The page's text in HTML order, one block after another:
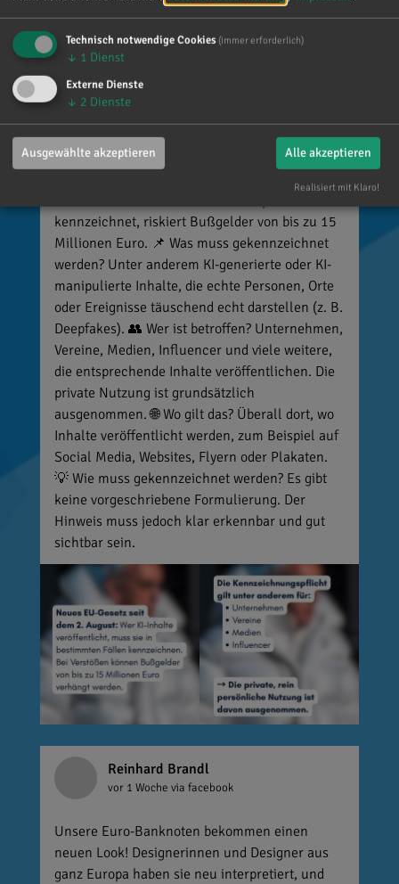
Reinhard Brandl
vor 5 Tagenvia facebook
🚨 Neues EU-Gesetz seit dem 2. August! Ab
Kennzeichnung bestimmter KI-Inhalte. ⚠️
Wichtig zu wissen: Wer
kennzeichnet, riskiert Bußgelder von bis zu 15
Millionen Euro. 📌 Was muss gekennzeichnet
werden? Unter anderem KI-generierte oder KI-
manipulierte Inhalte, die echte Personen, Orte
oder Ereignisse täuschend echt darstellen (z. B.
Deepfakes). 👥 Wer ist betroffen? Unternehmen,
Vereine, Medien, Influencer und viele weitere,
die entsprechende Inhalte veröffentlichen. Die
private Nutzung ist grundsätzlich
ausgenommen. 🌐 Wo gilt das? Überall dort, wo
Inhalte veröffentlicht werden, zum Beispiel auf
Social Media, Websites, Flyern oder Plakaten.
💡 Wie muss gekennzeichnet werden? Es gibt
keine vorgeschriebene Formulierung. Der
Hinweis muss jedoch klar erkennbar und gut
sichtbar sein.
Reinhard Brandl
vor 1 Woche via facebook
Unsere Euro-Banknoten bekommen einen
neuen Look! Designerinnen und Designer aus
ganz Europa haben sie neu interpretiert, und
Technisch notwendige Cookies (immer erforderlich)
↓ 1 Dienst
Externe Dienste
↓ 2 Dienste
Ausgewählte akzeptieren Alle akzeptieren
Realisiert mit Klaro!